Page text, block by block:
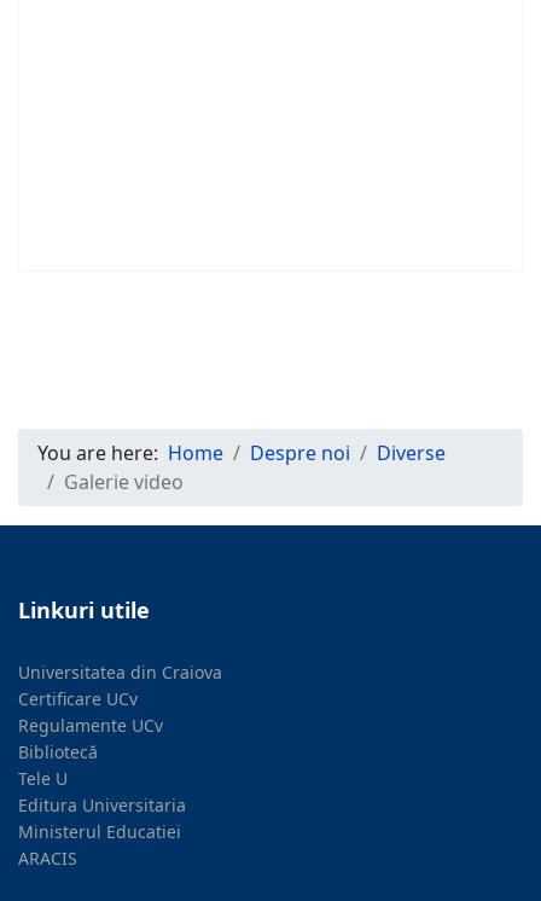
You are here: Home Despre noi
Diverse
Galerie video
Linkuri utile
Universitatea din Craiova
Certificare UCv
Regulamente UCv
Bibliotecă
Tele U
Editura Universitaria
Ministerul Educatiei
ARACIS